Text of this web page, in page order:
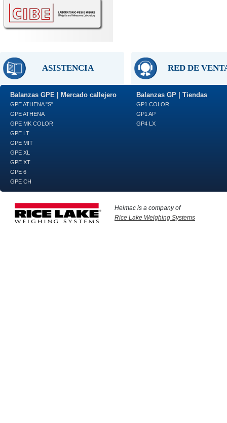
ASISTENCIA RED DE
Balanzas GPE | Mercado callejero
GPE ATHENA "S"
GPE ATHENA
GPE MK COLOR
GPE LT
GPE MIT
GPE XL
GPE XT
GPE 6
GPE CH
Balanzas GP | Tiendas
GP1 COLOR
GP1 AP
GP4 LX
Helmac is a company of
Rice Lake Weighing Systems